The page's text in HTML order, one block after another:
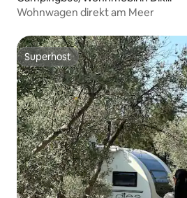
Wohnwagen direkt am Meer
Superhost
Superhost